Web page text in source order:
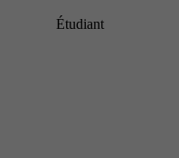
Étudiant